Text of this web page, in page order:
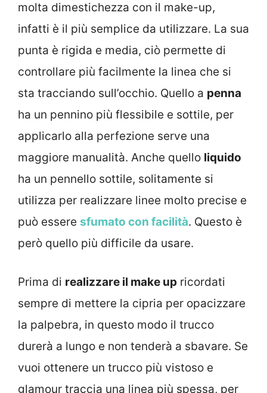
molta dimestichezza con il make-up,
infatti è il più semplice da utilizzare. La sua
punta è rigida e media, ciò permette di
controllare più facilmente la linea che si
sta tracciando sull’occhio. Quello a penna
ha un pennino più flessibile e sottile, per
applicarlo alla perfezione serve una
maggiore manualità. Anche quello liquido
ha un pennello sottile, solitamente si
utilizza per realizzare linee molto precise e
può essere sfumato con facilità. Questo è
però quello più difficile da usare.
Prima di realizzare il make up ricordati
sempre di mettere la cipria per opacizzare
la palpebra, in questo modo il trucco
durerà a lungo e non tenderà a sbavare. Se
vuoi ottenere un trucco più vistoso e
glamour traccia una linea più spessa, per